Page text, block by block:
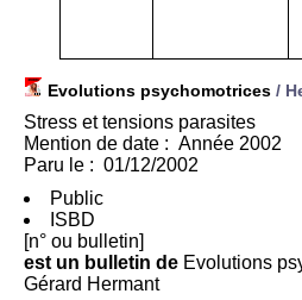
Evolutions psychomotrices /
Stress et tensions parasites
Mention de date : Année 2002
Paru le : 01/12/2002
Public
ISBD
[n° ou bulletin]
est un bulletin de Evolutions
Gérard Hermant